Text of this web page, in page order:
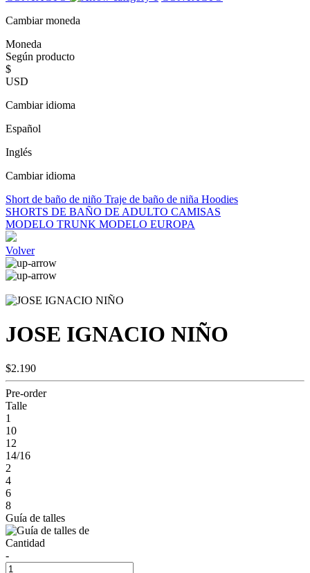
Cambiar moneda
Moneda
Según producto
$
USD
Cambiar idioma
Español
Inglés
Cambiar idioma
Short de baño de niño Traje de baño de niña Hoodies
SHORTS DE BAÑO DE ADULTO CAMISAS
MODELO TRUNK MODELO EUROPA
Volver
JOSE IGNACIO NIÑO
$2.190
Pre-order
Talle
1
10
12
14/16
2
4
6
8
Guía de talles
Cantidad
-